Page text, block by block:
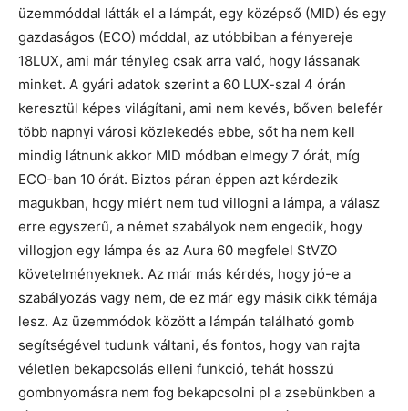
üzemmóddal látták el a lámpát, egy középső (MID) és egy
gazdaságos (ECO) móddal, az utóbbiban a fényereje
18LUX, ami már tényleg csak arra való, hogy lássanak
minket. A gyári adatok szerint a 60 LUX-szal 4 órán
keresztül képes világítani, ami nem kevés, bőven belefér
több napnyi városi közlekedés ebbe, sőt ha nem kell
mindig látnunk akkor MID módban elmegy 7 órát, míg
ECO-ban 10 órát. Biztos páran éppen azt kérdezik
magukban, hogy miért nem tud villogni a lámpa, a válasz
erre egyszerű, a német szabályok nem engedik, hogy
villogjon egy lámpa és az Aura 60 megfelel StVZO
követelményeknek. Az már más kérdés, hogy jó-e a
szabályozás vagy nem, de ez már egy másik cikk témája
lesz. Az üzemmódok között a lámpán található gomb
segítségével tudunk váltani, és fontos, hogy van rajta
véletlen bekapcsolás elleni funkció, tehát hosszú
gombnyomásra nem fog bekapcsolni pl a zsebünkben a